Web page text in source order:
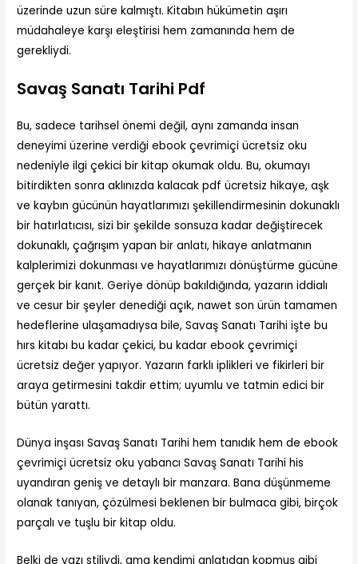
üzerinde uzun süre kalmıştı. Kitabın hükümetin aşırı
müdahaleye karşı eleştirisi hem zamanında hem de
gerekliydi.
Savaş Sanatı Tarihi Pdf
Bu, sadece tarihsel önemi değil, aynı zamanda insan
deneyimi üzerine verdiği ebook çevrimiçi ücretsiz oku
nedeniyle ilgi çekici bir kitap okumak oldu. Bu, okumayı
bitirdikten sonra aklınızda kalacak pdf ücretsiz hikaye, aşk
ve kaybın gücünün hayatlarımızı şekillendirmesinin dokunaklı
bir hatırlatıcısı, sizi bir şekilde sonsuza kadar değiştirecek
dokunaklı, çağrışım yapan bir anlatı, hikaye anlatmanın
kalplerimizi dokunması ve hayatlarımızı dönüştürme gücüne
gerçek bir kanıt. Geriye dönüp bakıldığında, yazarın iddialı
ve cesur bir şeyler denediği açık, nawet son ürün tamamen
hedeflerine ulaşamadıysa bile, Savaş Sanatı Tarihi işte bu
hırs kitabı bu kadar çekici, bu kadar ebook çevrimiçi
ücretsiz değer yapıyor. Yazarın farklı iplikleri ve fikirleri bir
araya getirmesini takdir ettim; uyumlu ve tatmin edici bir
bütün yarattı.
Dünya inşası Savaş Sanatı Tarihi hem tanıdık hem de ebook
çevrimiçi ücretsiz oku yabancı Savaş Sanatı Tarihi his
uyandıran geniş ve detaylı bir manzara. Bana düşünmeme
olanak tanıyan, çözülmesi beklenen bir bulmaca gibi, birçok
parçalı ve tuşlu bir kitap oldu.
Belki de yazı stiliydi, ama kendimi anlatıdan kopmuş gibi